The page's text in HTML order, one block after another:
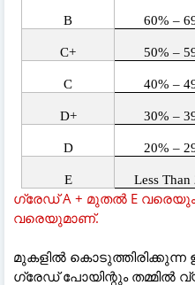
B 60% –
C+ 50% –
C 40% –
D+ 30% –
D 20% –
E Less Than
ഗ്രേഡ് A + മുതൽ E
വരെയുമാണ്.
മുകളിൽ
ഗ്രേഡ് പോയിന്റും തമ്മിൽ